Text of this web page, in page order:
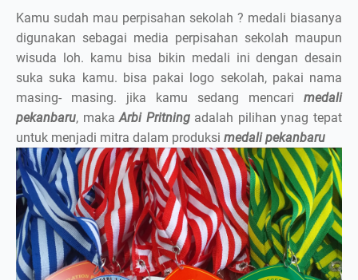
Kamu sudah mau perpisahan sekolah ? medali biasanya
digunakan sebagai media perpisahan sekolah maupun
wisuda loh. kamu bisa bikin medali ini dengan desain
suka suka kamu. bisa pakai logo sekolah, pakai nama
masing- masing. jika kamu sedang mencari medali
pekanbaru, makaArbi Pritningadalah pilihan ynag tepat
untuk menjadi mitra dalam produksi medali pekanbaru